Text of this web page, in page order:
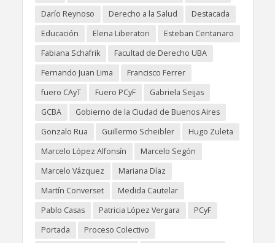
Darío Reynoso
Derecho a la Salud
Destacada
Educación
Elena Liberatori
Esteban Centanaro
Fabiana Schafrik
Facultad de Derecho UBA
Fernando Juan Lima
Francisco Ferrer
fuero CAyT
Fuero PCyF
Gabriela Seijas
GCBA
Gobierno de la Ciudad de Buenos Aires
Gonzalo Rua
Guillermo Scheibler
Hugo Zuleta
Marcelo López Alfonsín
Marcelo Segón
Marcelo Vázquez
Mariana Díaz
Martín Converset
Medida Cautelar
Pablo Casas
Patricia López Vergara
PCyF
Portada
Proceso Colectivo